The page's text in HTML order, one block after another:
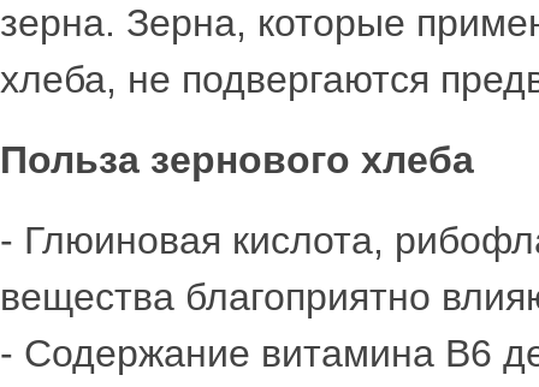
зерна. Зерна, которые
хлеба, не подвергаются
Польза зернового хлеба
- Глюиновая кислота,
вещества благоприятно
- Содержание витамина В6